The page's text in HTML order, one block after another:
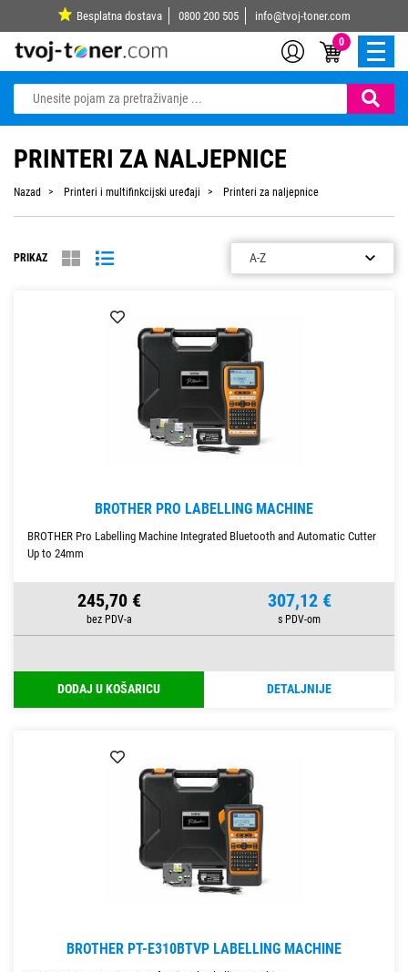
Besplatna dostava 0800 200 505 info@tvoj-toner.com
0
PRINTERI ZA NALJEPNICE
Nazad Printeri i multifinkcijski uređaji Printeri za naljepnice
PRIKAZ
BROTHER PRO LABELLING MACHINE
BROTHER Pro Labelling Machine Integrated Bluetooth and Automatic Cutter
Up to 24mm
245,70 € 307,12 €
DODAJ U KOŠARICU DETALJNIJE
BROTHER PT-E310BTVP LABELLING MACHINE